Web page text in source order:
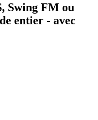
Swing FM ou
entier - avec